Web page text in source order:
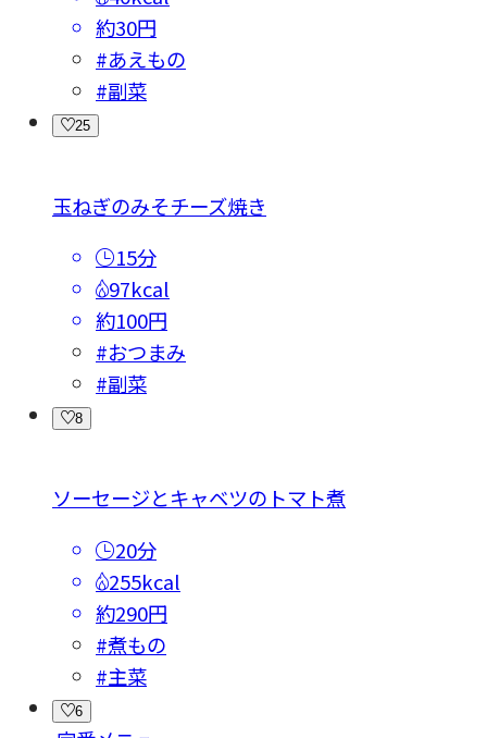
約30円
#あえもの
#副菜
25
玉ねぎのみそチーズ焼き
15分
97kcal
約100円
#おつまみ
#副菜
8
ソーセージとキャベツのトマト煮
20分
255kcal
約290円
#煮もの
#主菜
6